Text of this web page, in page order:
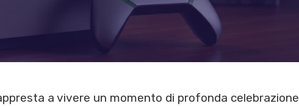
a vivere un momento di profonda celebrazione